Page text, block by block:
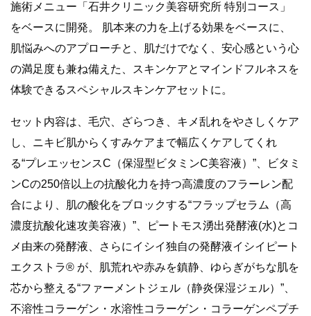
施術メニュー「石井クリニック美容研究所 特別コース」
をベースに開発。 肌本来の力を上げる効果をベースに、
肌悩みへのアプローチと、肌だけでなく、安心感という心
の満足度も兼ね備えた、スキンケアとマインドフルネスを
体験できるスペシャルスキンケアセットに。
セット内容は、毛穴、ざらつき、キメ乱れをやさしくケア
し、ニキビ肌からくすみケアまで幅広くケアしてくれ
る“プレエッセンスC（保湿型ビタミンC美容液）”、ビタミ
ンCの250倍以上の抗酸化力を持つ高濃度のフラーレン配
合により、肌の酸化をブロックする“フラップセラム（高
濃度抗酸化速攻美容液）”、ピートモス湧出発酵液(水)とコ
メ由来の発酵液、さらにイシイ独自の発酵液イシイピート
エクストラ® が、肌荒れや赤みを鎮静、ゆらぎがちな肌を
芯から整える“ファーメントジェル（静炎保湿ジェル）”、
不溶性コラーゲン・水溶性コラーゲン・コラーゲンペプチ